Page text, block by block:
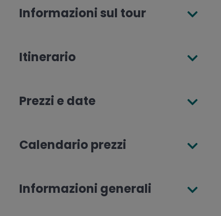
Informazioni sul tour
Itinerario
Prezzi e date
Calendario prezzi
Informazioni generali